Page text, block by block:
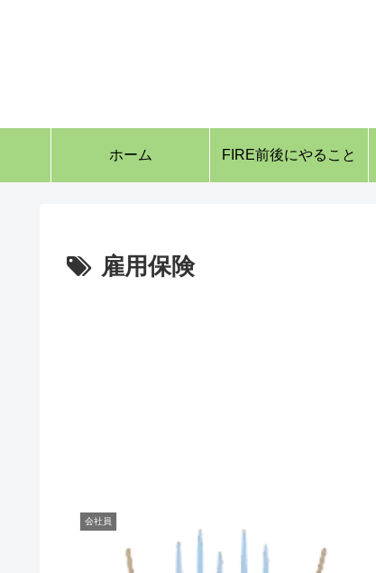
ホーム FIRE前後にやること
雇用保険
会社員